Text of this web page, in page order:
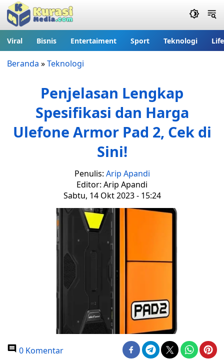
Viral Bisnis Entertaiment Sport Teknologi
Beranda »Teknologi
Penjelasan Lengkap
Spesifikasi dan Harga
Ulefone Armor Pad 2, Cek di
Sini!
Penulis: Arip Apandi
Editor: Arip Apandi
Sabtu, 14 Okt 2023 - 15:24
0 Komentar